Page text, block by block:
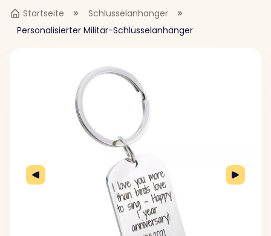
Startseite
Schlusselanhanger
Personalisierter Militär-Schlüsselanhänger